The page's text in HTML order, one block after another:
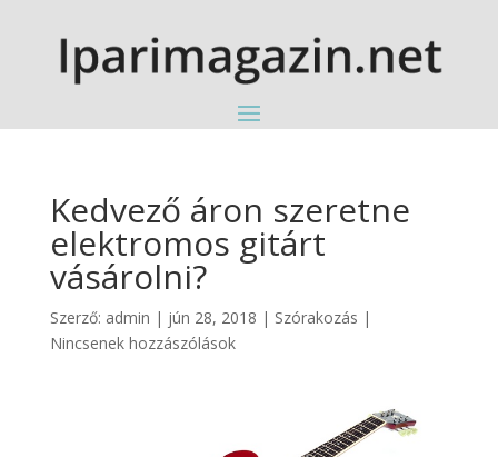
Kedvező áron szeretne
elektromos gitárt
vásárolni?
Szerző: admin | jún 28, 2018 | Szórakozás |
Nincsenek hozzászólások